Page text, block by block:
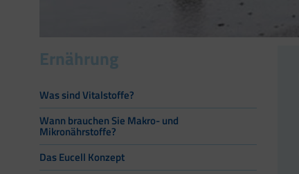
Ernährung
Was sind Vitalstoffe?
Wann brauchen Sie Makro- und
Mikronährstoffe?
Das Eucell Konzept